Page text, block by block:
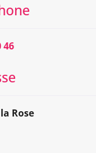
46
Rose